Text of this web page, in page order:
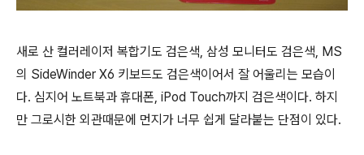
새로 산 컬러레이저 복합기도 검은색, 삼성 모니터도 검은색, MS
의 SideWinder X6 키보드도 검은색이어서 잘 어울리는 모습이
다. 심지어 노트북과 휴대폰, iPod Touch까지 검은색이다. 하지
만 그로시한 외관때문에 먼지가 너무 쉽게 달라붙는 단점이 있다.